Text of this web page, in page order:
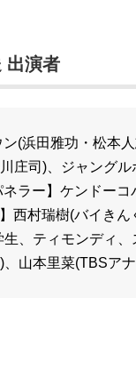
出演者
ン(浜田雅功・松本
庄司)、ジャングル
ラー】ケンドーコ
西村瑞樹(バイきん
生、ティモンディ
山本里菜(TBSア